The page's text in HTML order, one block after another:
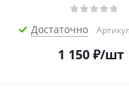
Достаточно
1 150₽/шт